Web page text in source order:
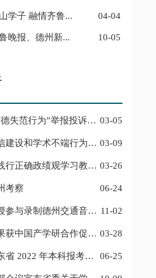
学子 融情齐鲁... 04-04
晚报、德州新... 10-05
03-05
03-09
03-26
考察 06-24
11-02
03-28
06-25